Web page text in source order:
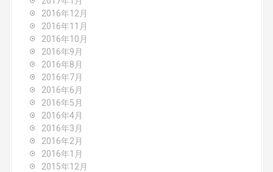
2016年12月
2016年11月
2016年10月
2016年9月
2016年8月
2016年7月
2016年6月
2016年5月
2016年4月
2016年3月
2016年2月
2016年1月
2015年12月